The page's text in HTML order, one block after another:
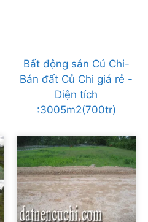
Bất động sản Củ Chi-
Bán đất Củ Chi giá rẻ -
Diện tích
:3005m2(700tr)